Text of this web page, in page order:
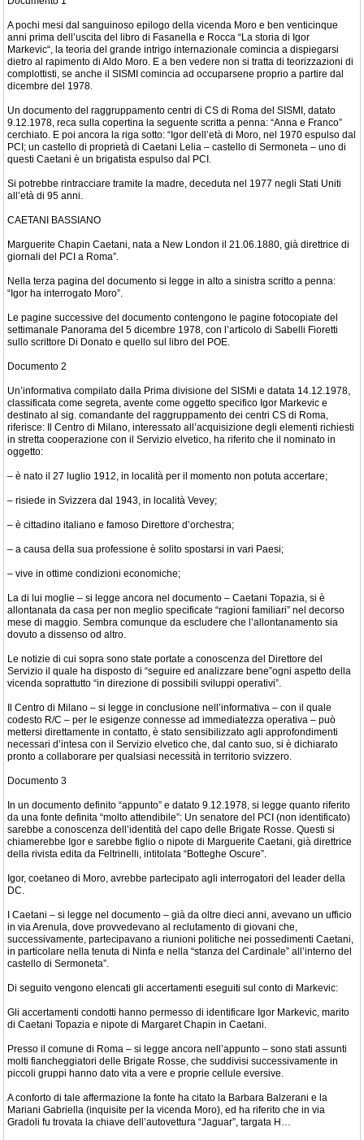
A pochi mesi dal sanguinoso epilogo della vicenda Moro e ben venticinque
anni prima dell’uscita del libro di Fasanella e Rocca “La storia di Igor
Markevic“, la teoria del grande intrigo internazionale comincia a dispiegarsi
dietro al rapimento di Aldo Moro. E a ben vedere non si tratta di teorizzazioni di
complottisti, se anche il SISMI comincia ad occuparsene proprio a partire dal
dicembre del 1978.
Un documento del raggruppamento centri di CS di Roma del SISMI, datato
9.12.1978, reca sulla copertina la seguente scritta a penna: “Anna e Franco”
cerchiato. E poi ancora la riga sotto: “Igor dell’età di Moro, nel 1970 espulso dal
PCI; un castello di proprietà di Caetani Lelia – castello di Sermoneta – uno di
questi Caetani è un brigatista espulso dal PCI.
Si potrebbe rintracciare tramite la madre, deceduta nel 1977 negli Stati Uniti
all’età di 95 anni.
CAETANI BASSIANO
Marguerite Chapin Caetani, nata a New London il 21.06.1880, già direttrice di
giornali del PCI a Roma”.
Nella terza pagina del documento si legge in alto a sinistra scritto a penna:
“Igor ha interrogato Moro”.
Le pagine successive del documento contengono le pagine fotocopiate del
settimanale Panorama del 5 dicembre 1978, con l’articolo di Sabelli Fioretti
sullo scrittore Di Donato e quello sul libro del POE.
Documento 2
Un’informativa compilato dalla Prima divisione del SISMi e datata 14.12.1978,
classificata come segreta, avente come oggetto specifico Igor Markevic e
destinato al sig. comandante del raggruppamento dei centri CS di Roma,
riferisce: Il Centro di Milano, interessato all’acquisizione degli elementi richiesti
in stretta cooperazione con il Servizio elvetico, ha riferito che il nominato in
oggetto:
– è nato il 27 luglio 1912, in località per il momento non potuta accertare;
– risiede in Svizzera dal 1943, in località Vevey;
– è cittadino italiano e famoso Direttore d’orchestra;
– a causa della sua professione è solito spostarsi in vari Paesi;
– vive in ottime condizioni economiche;
La di lui moglie – si legge ancora nel documento – Caetani Topazia, si è
allontanata da casa per non meglio specificate “ragioni familiari” nel decorso
mese di maggio. Sembra comunque da escludere che l’allontanamento sia
dovuto a dissenso od altro.
Le notizie di cui sopra sono state portate a conoscenza del Direttore del
Servizio il quale ha disposto di “seguire ed analizzare bene”ogni aspetto della
vicenda soprattutto “in direzione di possibili sviluppi operativi”.
Il Centro di Milano – si legge in conclusione nell’informativa – con il quale
codesto R/C – per le esigenze connesse ad immediatezza operativa – può
mettersi direttamente in contatto, è stato sensibilizzato agli approfondimenti
necessari d’intesa con il Servizio elvetico che, dal canto suo, si è dichiarato
pronto a collaborare per qualsiasi necessità in territorio svizzero.
Documento 3
In un documento definito “appunto” e datato 9.12.1978, si legge quanto riferito
da una fonte definita “molto attendibile”: Un senatore del PCI (non identificato)
sarebbe a conoscenza dell’identità del capo delle Brigate Rosse. Questi si
chiamerebbe Igor e sarebbe figlio o nipote di Marguerite Caetani, già direttrice
della rivista edita da Feltrinelli, intitolata “Botteghe Oscure”.
Igor, coetaneo di Moro, avrebbe partecipato agli interrogatori del leader della
DC.
I Caetani – si legge nel documento – già da oltre dieci anni, avevano un ufficio
in via Arenula, dove provvedevano al reclutamento di giovani che,
successivamente, partecipavano a riunioni politiche nei possedimenti Caetani,
in particolare nella tenuta di Ninfa e nella “stanza del Cardinale” all’interno del
castello di Sermoneta”.
Di seguito vengono elencati gli accertamenti eseguiti sul conto di Markevic:
Gli accertamenti condotti hanno permesso di identificare Igor Markevic, marito
di Caetani Topazia e nipote di Margaret Chapin in Caetani.
Presso il comune di Roma – si legge ancora nell’appunto – sono stati assunti
molti fiancheggiatori delle Brigate Rosse, che suddivisi successivamente in
piccoli gruppi hanno dato vita a vere e proprie cellule eversive.
A conforto di tale affermazione la fonte ha citato la Barbara Balzerani e la
Mariani Gabriella (inquisite per la vicenda Moro), ed ha riferito che in via
Gradoli fu trovata la chiave dell’autovettura “Jaguar”, targata H…